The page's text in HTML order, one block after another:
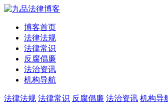
博客首页
法律法规
法律常识
反腐倡廉
法治资讯
机构导航
法律法规 法律常识 反腐倡廉 法治资讯 机构导